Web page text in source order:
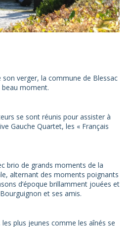
son verger, la commune de Blessac
beau moment.
se sont réunis pour assister à
Gauche Quartet, les « Français
brio de grands moments de la
alternant des moments poignants
d’époque brillamment jouées et
et ses amis.
plus jeunes comme les aînés se